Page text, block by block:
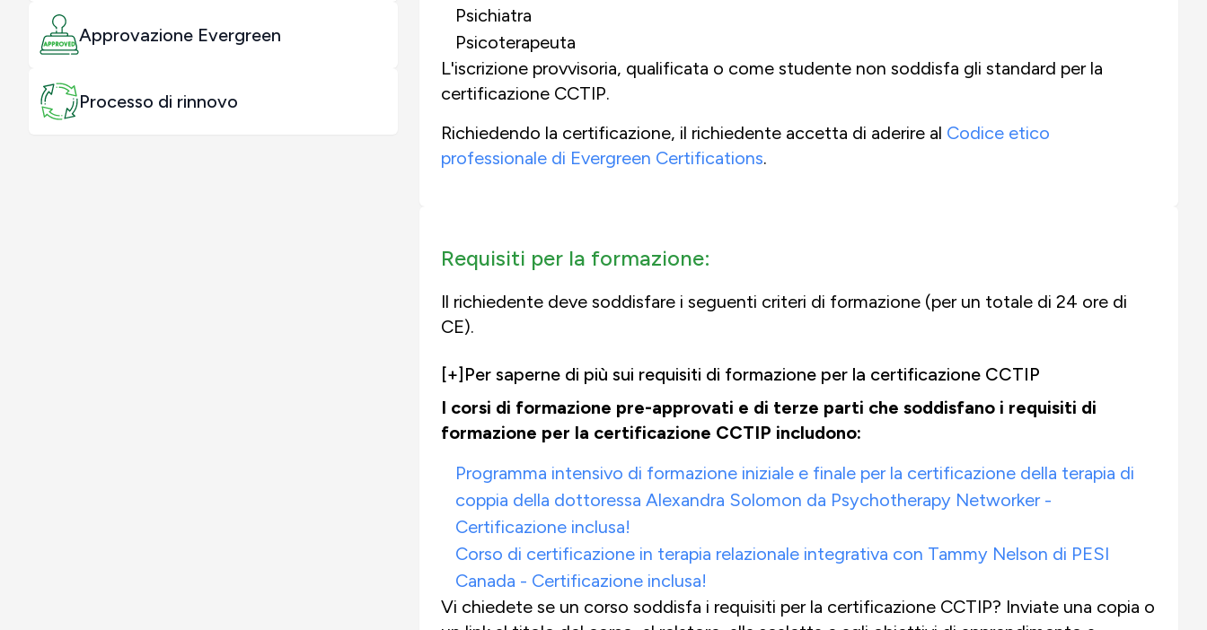
Approvazione Evergreen
Processo di rinnovo
Psichiatra
Psicoterapeuta
L'iscrizione provvisoria, qualificata o come studentenon soddisfa gli standard per la
certificazione CCTIP.
Richiedendo la certificazione, il richiedente accetta di aderire al Codice etico
professionale di Evergreen Certifications.
Requisiti per la formazione:
Il richiedente deve soddisfare i seguenti criteri di formazione (per un totale di 24 ore di
CE).
[+]Per saperne di più sui requisiti di formazione per la certificazione CCTIP
I corsi di formazione pre-approvati e di terze parti che soddisfano i requisiti di
formazione per la certificazione CCTIP includono:
Programma intensivo di formazione iniziale e finale per la certificazione della terapia di
coppia della dottoressa Alexandra Solomon da Psychotherapy Networker -
Certificazione inclusa!
Corso di certificazione in terapia relazionale integrativa con Tammy Nelson di PESI
Canada - Certificazione inclusa!
Vi chiedete se un corso soddisfa i requisiti per la certificazione CCTIP? Inviate una copia o